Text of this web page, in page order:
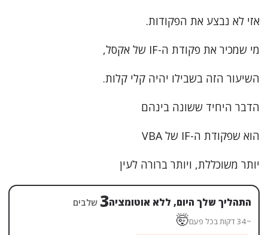
אזי לא נבצע את הפקודות.
מי שמכיר את פקודת ה-IF של אקסל,
השיעור הזה בשבילו יהיה קלי קלות.
הדבר היחיד ששונה בינהם
הוא שפקודת ה-IF של VBA
יותר משוכללת, ויותר ברורה לעין
התהליך שלך היום, ללא אוטומציה4 שלבים
~45 דקות בכל פעם 🤯